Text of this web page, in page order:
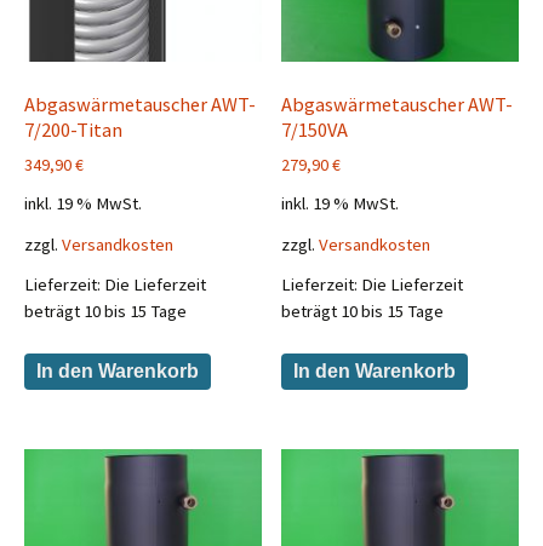
Abgaswärmetauscher AWT-
7/200-Titan
349,90€
inkl. 19 % MwSt.
zzgl. Versandkosten
Lieferzeit: Die Lieferzeit
beträgt 10 bis 15 Tage
In den Warenkorb
Abgaswärmetauscher AWT-
7/150VA
279,90€
inkl. 19 % MwSt.
zzgl.Versandkosten
Lieferzeit: Die Lieferzeit
beträgt 10 bis 15 Tage
In den Warenkorb